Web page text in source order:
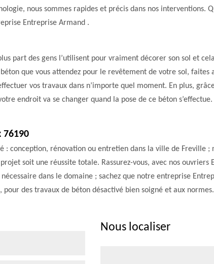
nous sommes rapides et précis dans nos interventions.
Entreprise Armand .
part des gens l’utilisent pour vraiment décorer son sol et
que vous attendez pour le revêtement de votre sol, faites
vos travaux dans n’importe quel moment. En plus,
endroit va se changer quand la pose de ce béton
76190
: conception, rénovation ou entretien dans la ville de Freville ;
soit une réussite totale. Rassurez-vous, avec nos ouvriers
dans le domaine ; sachez que notre entreprise
des travaux de béton désactivé bien soigné et aux normes.
Nous localiser